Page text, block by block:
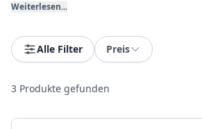
Farben, hochauflösenden Abbildungen
Automatikprogramme und Heizarten
Küchentechnik empfiehlt diese Display-
EnergieeffizienzEnergieeffizienzklasse
Weiterlesen...
Alle Filter Preis
3 Produkte gefunden